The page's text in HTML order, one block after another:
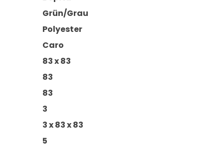
Grün/Grau
Polyester
Caro
83 x 83
83
83
3
3 x 83 x 83
5